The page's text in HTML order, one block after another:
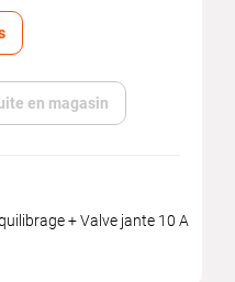
en magasin
+ Valve jante 10 A